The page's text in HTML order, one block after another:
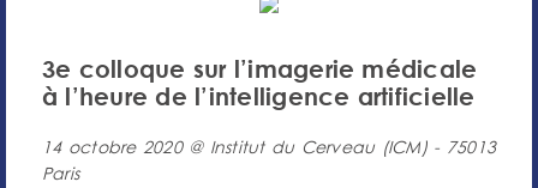
3e colloque sur l’imagerie médicale
à l’heure de l’intelligence artificielle
14 octobre 2020 @ Institut du Cerveau (ICM) - 75013
Paris